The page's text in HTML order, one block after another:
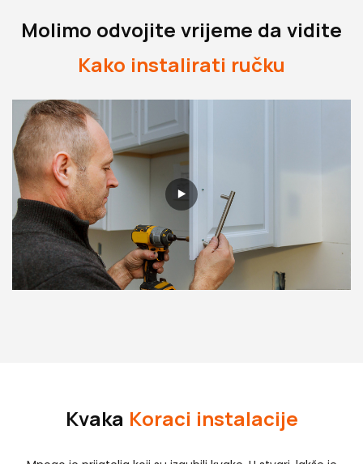
Molimo odvojite vrijeme da vidite
Kako instalirati ručku
Kvaka Koraci instalacije